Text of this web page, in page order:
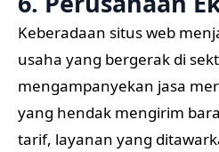
Keberadaan situs web
usaha yang bergerak di
mengampanyekan jasa
yang hendak mengirim
tarif, layanan yang